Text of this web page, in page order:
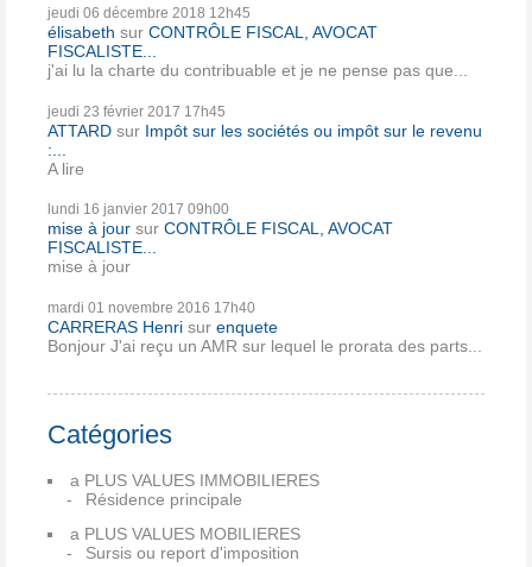
jeudi 06 décembre 2018 12h45
élisabeth sur CONTRÔLE FISCAL, AVOCAT
FISCALISTE...
j'ai lu la charte du contribuable et je ne pense pas que...
jeudi 23 février 2017 17h45
ATTARD sur Impôt sur les sociétés ou impôt sur le revenu
:...
A lire
lundi 16 janvier 2017 09h00
mise à jour sur CONTRÔLE FISCAL, AVOCAT
FISCALISTE...
mise à jour
mardi 01 novembre 2016 17h40
CARRERAS Henri sur enquete
Bonjour J'ai reçu un AMR sur lequel le prorata des parts...
Catégories
a PLUS VALUES IMMOBILIERES
Résidence principale
a PLUS VALUES MOBILIERES
Sursis ou report d'imposition